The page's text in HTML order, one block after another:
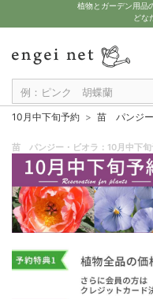
植物とガーデン用品
どな
10月中下旬予約 苗 パンジー
苗 パンジー・ビオラ：10月中下旬